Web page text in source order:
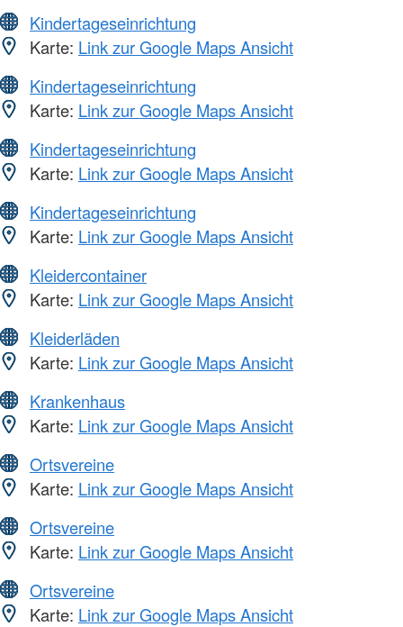
Kindertageseinrichtung
Karte: Link zur Google Maps Ansicht
Kindertageseinrichtung
Karte: Link zur Google Maps Ansicht
Kindertageseinrichtung
Karte: Link zur Google Maps Ansicht
Kindertageseinrichtung
Karte: Link zur Google Maps Ansicht
Kleidercontainer
Karte: Link zur Google Maps Ansicht
Kleiderläden
Karte: Link zur Google Maps Ansicht
Krankenhaus
Karte: Link zur Google Maps Ansicht
Ortsvereine
Karte: Link zur Google Maps Ansicht
Ortsvereine
Karte: Link zur Google Maps Ansicht
Ortsvereine
Karte: Link zur Google Maps Ansicht